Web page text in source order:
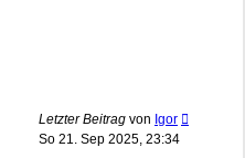
Letzter Beitrag von Igor
So 21. Sep 2025, 23:34